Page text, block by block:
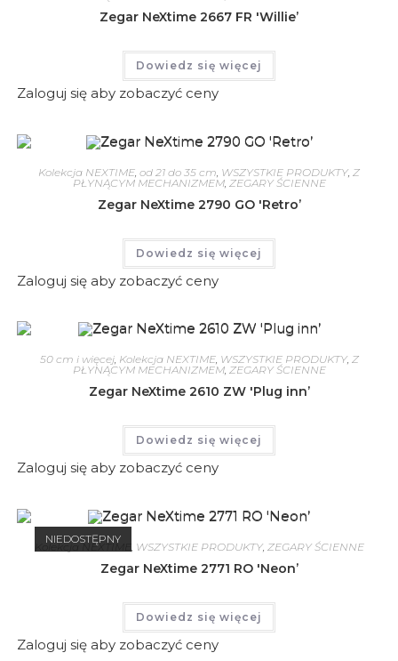
Zegar NeXtime 2667 FR 'Willie’
Dowiedz się więcej
Zaloguj się aby zobaczyć ceny
Kolekcja NEXTIME od 21 do 35 cm WSZYSTKIE PRODUKTY Z
PŁYNĄCYM MECHANIZMEM, ZEGARY ŚCIENNE
Zegar NeXtime 2790 GO 'Retro’
Dowiedz się więcej
Zaloguj się aby zobaczyć ceny
50 cm i więcej, Kolekcja NEXTIME, WSZYSTKIE PRODUKTY, Z
PŁYNĄCYM MECHANIZMEM, ZEGARY ŚCIENNE
Zegar NeXtime 2610 ZW 'Plug inn’
Dowiedz się więcej
Zaloguj się aby zobaczyć ceny
NIEDOSTĘPNY
Kolekcja NEXTIME WSZYSTKIE PRODUKTY, ZEGARY ŚCIENNE
Zegar NeXtime 2771 RO 'Neon’
Dowiedz się więcej
Zaloguj się aby zobaczyć ceny